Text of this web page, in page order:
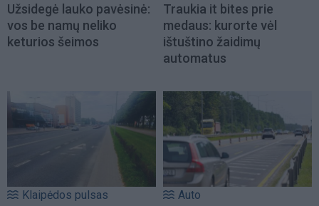
Užsidegė lauko pavėsinė:
vos be namų neliko
keturios šeimos
Traukia it bites prie
medaus: kurorte vėl
ištuštino žaidimų
automatus
Klaipėdos pulsas Auto